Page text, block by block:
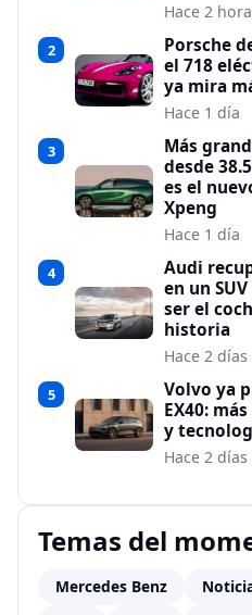
Hace 2
2
Porsche
el 718
ya mira
Hace 1 día
3
Más
desde
es el
Xpeng
Hace 1 día
4
Audi
en un
ser el
historia
Hace 2 días
5
Volvo ya
EX40:
y
Hace 2 días
Temas del
Mercedes Benz